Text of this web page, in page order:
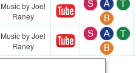
Music by Joel
Raney
Music by Joel
Raney